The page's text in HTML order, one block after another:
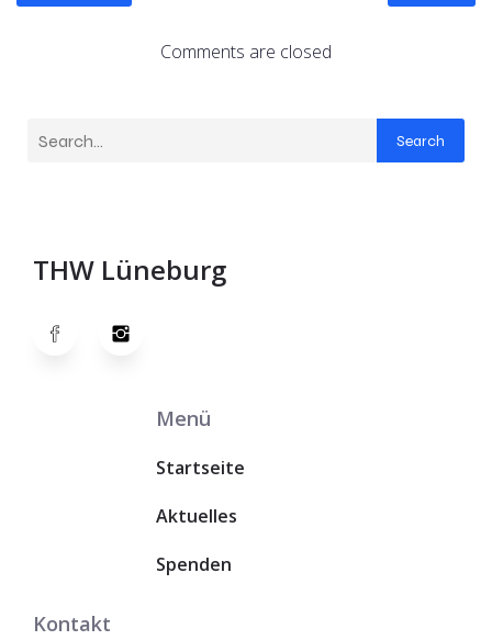
Comments are closed
Search
THW Lüneburg
Menü
Startseite
Aktuelles
Spenden
Kontakt